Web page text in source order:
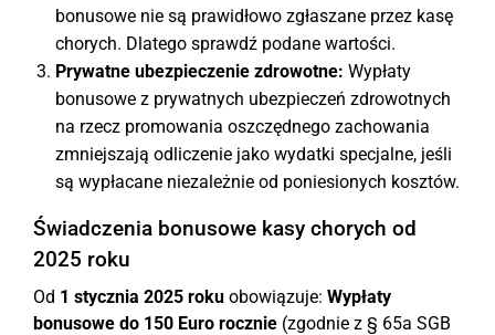
bonusowe nie są prawidłowo zgłaszane przez kasę
chorych. Dlatego sprawdź podane wartości.
Prywatne ubezpieczenie zdrowotne: Wypłaty
bonusowe z prywatnych ubezpieczeń zdrowotnych
na rzecz promowania oszczędnego zachowania
zmniejszają odliczenie jako wydatki specjalne, jeśli
są wypłacane niezależnie od poniesionych kosztów.
Świadczenia bonusowe kasy chorych od
2025 roku
Od 1 stycznia 2025 roku obowiązuje: Wypłaty
bonusowe do 150 Euro rocznie (zgodnie z § 65a SGB